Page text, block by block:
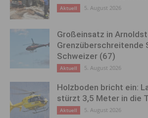
Aktuell 5. August 2026
Großeinsatz in
Grenzüberschreitende
Schweizer (67)
Aktuell 5. August 2026
Holzboden bricht ein:
stürzt 3,5 Meter in die
Aktuell 5. August 2026